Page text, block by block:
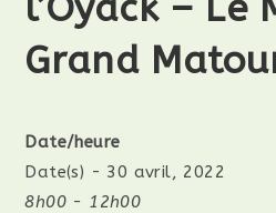
Grand
Date/heure
Date(s) - 30 avril, 2022
8h00 - 12h00